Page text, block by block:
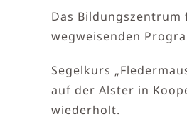
Das
wegweisenden
Segelkurs
auf der Alster in
wiederholt.